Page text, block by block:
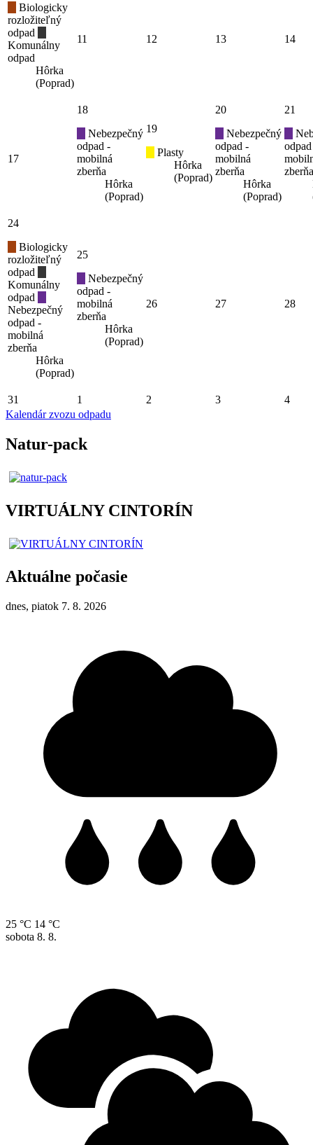
Biologicky
rozložiteľný
odpad
Komunálny
odpad
Hôrka
(Poprad)
11 12 13 14
17
18
Nebezpečný
odpad -
mobilná
zberňa
Hôrka
(Poprad)
19
Plasty
Hôrka
(Poprad)
20
Nebezpečný
odpad -
mobilná
zberňa
Hôrka
(Poprad)
21
zberňa
24
Biologicky
rozložiteľný
odpad
Komunálny
odpad
Nebezpečný
odpad -
mobilná
zberňa
Hôrka
(Poprad)
25
Nebezpečný
odpad -
mobilná
zberňa
Hôrka
(Poprad)
26 27 28
31 1 2 3
4
Kalendár zvozu odpadu
Natur-pack
VIRTUÁLNY CINTORÍN
Aktuálne počasie
dnes, piatok 7. 8. 2026
25 °C 14 °C
sobota 8. 8.